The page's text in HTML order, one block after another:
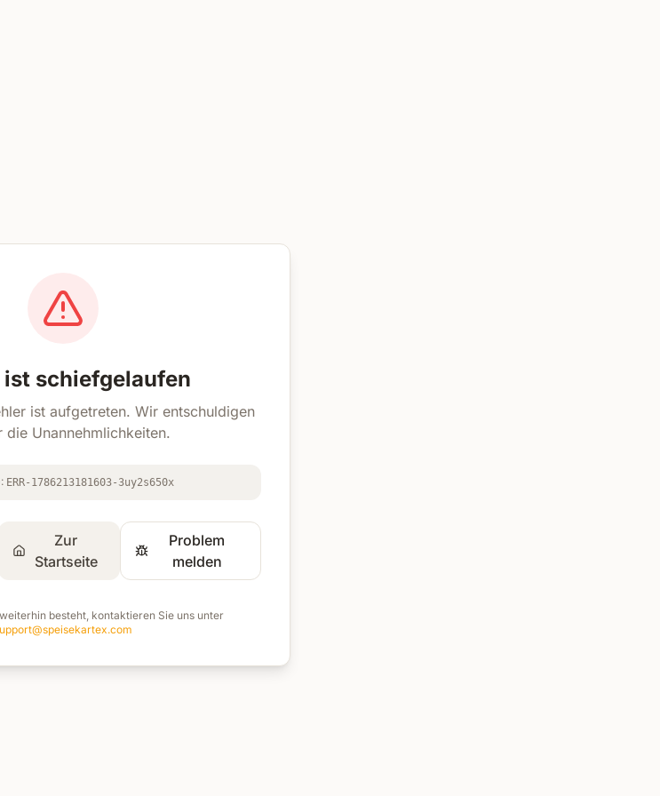
ist schiefgelaufen
ist aufgetreten. Wir entschuldigen
die Unannehmlichkeiten.
ERR-1786213181603-3uy2s650x
Zur
Startseite
Problem
melden
besteht, kontaktieren Sie uns unter